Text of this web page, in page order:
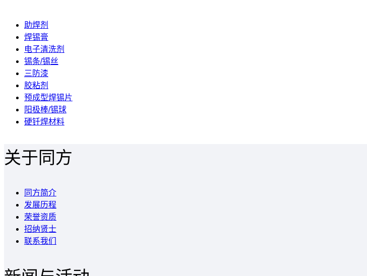
助焊剂
焊锡膏
电子清洗剂
锡条/锡丝
三防漆
胶粘剂
预成型焊锡片
阳极棒/锡球
硬钎焊材料
关于同方
同方简介
发展历程
荣誉资质
招纳贤士
联系我们